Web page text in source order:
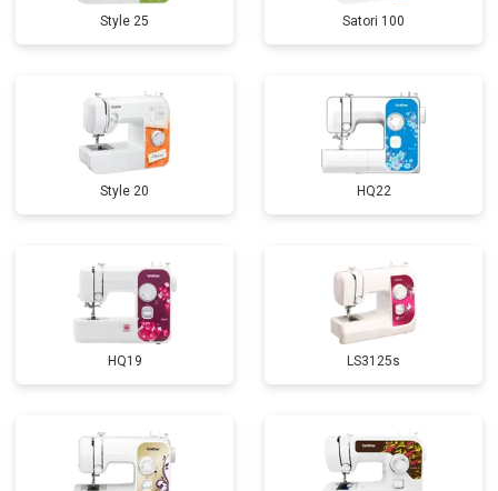
Style 25 Satori 100
Style 20 HQ22
HQ19 LS3125s